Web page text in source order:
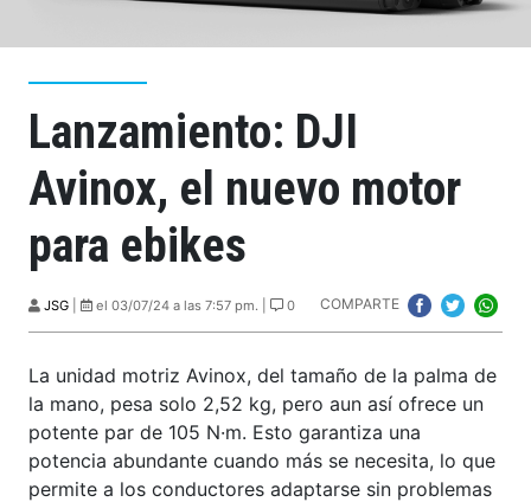
Lanzamiento: DJI
Avinox, el nuevo motor
para ebikes
JSG el 03/07/24 a las 7:57 pm. | 0 COMPARTE
La unidad motriz Avinox, del tamaño de la palma de
la mano, pesa solo 2,52 kg, pero aun así ofrece un
potente par de 105 N·m. Esto garantiza una
potencia abundante cuando más se necesita, lo que
permite a los conductores adaptarse sin problemas